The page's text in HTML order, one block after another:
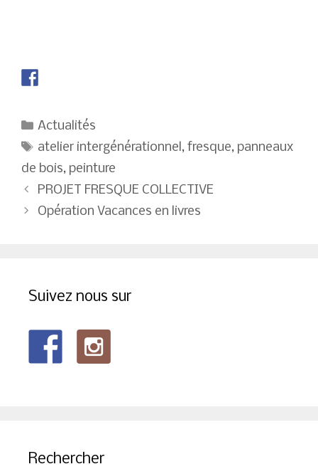
Catégories
Actualités
Étiquettes
atelier intergénérationnel,fresque, panneaux
de bois, peinture
Navigation
des
PROJET FRESQUE COLLECTIVE
Opération Vacances en livres
Suivez nous sur
Rechercher